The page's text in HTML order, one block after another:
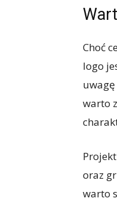
Choć
logo
warto
oraz
warto